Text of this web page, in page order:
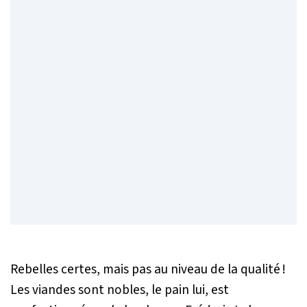
Rebelles certes, mais pas au niveau de la qualité !
Les viandes sont nobles, le pain lui, est